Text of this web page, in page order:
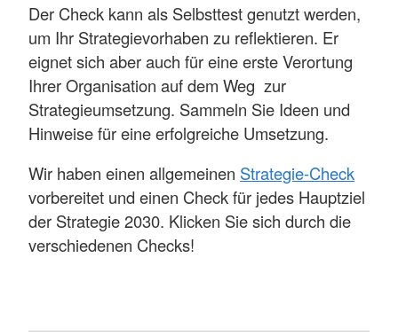
Der Check kann als Selbsttest genutzt werden,
um Ihr Strategievorhaben zu reflektieren. Er
eignet sich aber auch für eine erste Verortung
Ihrer Organisation auf dem Weg zur
Strategieumsetzung. Sammeln Sie Ideen und
Hinweise für eine erfolgreiche Umsetzung.
Wir haben einen allgemeinen Strategie-Check
vorbereitet und einen Check für jedes Hauptziel
der Strategie 2030. Klicken Sie sich durch die
verschiedenen Checks!